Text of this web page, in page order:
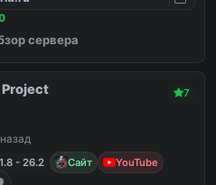
сервера
Project 7
- 26.2 Сайт
YouTube